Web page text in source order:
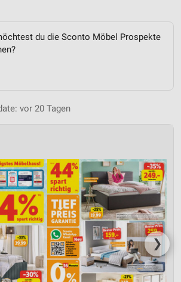
du die Sconto Möbel Prospekte
vor 20 Tagen
❯